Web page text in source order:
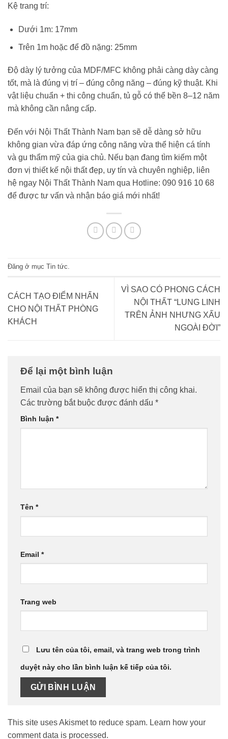
Kệ trang trí:
Dưới 1m: 17mm
Trên 1m hoặc để đồ nặng: 25mm
Độ dày lý tưởng của MDF/MFC không phải càng dày càng
tốt, mà là đúng vị trí – đúng công năng – đúng kỹ thuật. Khi
vật liệu chuẩn + thi công chuẩn, tủ gỗ có thể bền 8–12 năm
mà không cần nâng cấp.
Đến với Nội Thất Thành Nam bạn sẽ dễ dàng sở hữu
không gian vừa đáp ứng công năng vừa thể hiện cá tính
và gu thẩm mỹ của gia chủ. Nếu bạn đang tìm kiếm một
đơn vị thiết kế nội thất đẹp, uy tín và chuyên nghiệp, liên
hệ ngay Nội Thất Thành Nam qua Hotline: 090 916 10 68
để được tư vấn và nhận báo giá mới nhất!
Đăng ở mục Tin tức.
CÁCH TẠO ĐIỂM NHẤN
CHO NỘI THẤT PHÒNG
KHÁCH
VÌ SAO CÓ PHONG CÁCH
NỘI THẤT “LUNG LINH
TRÊN ẢNH NHƯNG XẤU
NGOÀI ĐỜI”
Để lại một bình luận
Email của bạn sẽ không được hiển thị công khai.
Các trường bắt buộc được đánh dấu *
Bình luận *
Tên *
Email *
Trang web
Lưu tên của tôi, email, và trang web trong trình
duyệt này cho lần bình luận kế tiếp của tôi.
This site uses Akismet to reduce spam. Learn how your
comment data is processed.